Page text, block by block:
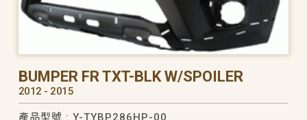
BUMPER FR TXT-BLK W/SPOILER
2012 - 2015
產品型號 : Y-TYBP286HP-00